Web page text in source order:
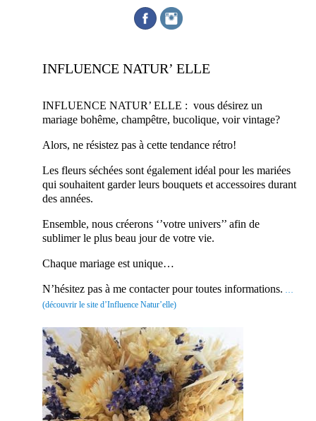
INFLUENCE NATUR’ ELLE
INFLUENCE NATUR’ ELLE : vous désirez un
mariage bohême, champêtre, bucolique, voir vintage?
Alors, ne résistez pas à cette tendance rétro!
Les fleurs séchées sont également idéal pour les mariées
qui souhaitent garder leurs bouquets et accessoires durant
des années.
Ensemble, nous créerons ‘’votre univers’’ afin de
sublimer le plus beau jour de votre vie.
Chaque mariage est unique…
N’hésitez pas à me contacter pour toutes informations. …
(découvrir le site d’Influence Natur’elle)